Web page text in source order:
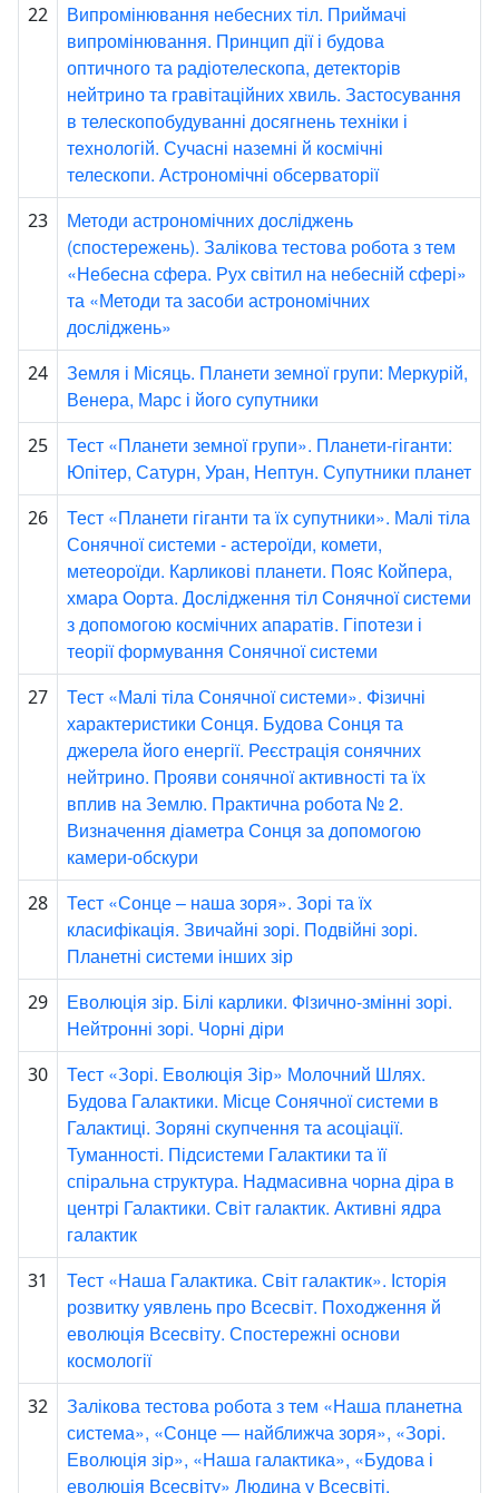
22
Випромінювання небесних тіл. Приймачі
випромінювання. Принцип дії і будова
оптичного та радіотелескопа, детекторів
нейтрино та гравітаційних хвиль. Застосування
в телескопобудуванні досягнень техніки і
технологій. Сучасні наземні й космічні
телескопи. Астрономічні обсерваторії
23
Методи астрономічних досліджень
(спостережень). Залікова тестова робота з тем
«Небесна сфера. Рух світил на небесній сфері»
та «Методи та засоби астрономічних
досліджень»
24
Земля і Місяць. Планети земної групи: Меркурій,
Венера, Марс і його супутники
25
Тест «Планети земної групи». Планети-гіганти:
Юпітер, Сатурн, Уран, Нептун. Супутники планет
26
Тест «Планети гіганти та їх супутники». Малі тіла
Сонячної системи - астероїди, комети,
метеороїди. Карликові планети. Пояс Койпера,
хмара Оорта. Дослідження тіл Сонячної системи
з допомогою космічних апаратів. Гіпотези і
теорії формування Сонячної системи
27
Тест «Малі тіла Сонячної системи». Фізичні
характеристики Сонця. Будова Сонця та
джерела його енергії. Реєстрація сонячних
нейтрино. Прояви сонячної активності та їх
вплив на Землю. Практична робота № 2.
Визначення діаметра Сонця за допомогою
камери-обскури
28
Тест «Сонце – наша зоря». Зорі та їх
класифікація. Звичайні зорі. Подвійні зорі.
Планетні системи інших зір
29
Еволюція зір. Білі карлики. Фiзично-змінні зорі.
Нейтронні зорі. Чорні діри
30
Тест «Зорі. Еволюція Зір» Молочний Шлях.
Будова Галактики. Місце Сонячної системи в
Галактиці. Зоряні скупчення та асоціації.
Туманності. Підсистеми Галактики та її
спіральна структура. Надмасивна чорна діра в
центрі Галактики. Світ галактик. Активні ядра
галактик
31
Тест «Наша Галактика. Світ галактик». Історія
розвитку уявлень про Всесвіт. Походження й
еволюція Всесвіту. Спостережні основи
космології
32
Залікова тестова робота з тем «Наша планетна
система», «Сонце — найближча зоря», «Зорі.
Еволюція зір», «Наша галактика», «Будова і
еволюція Всесвіту» Людина у Всесвіті.